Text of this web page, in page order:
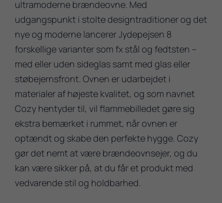
ultramoderne brændeovne. Med
udgangspunkt i stolte designtraditioner og det
nye og moderne lancerer Jydepejsen 8
forskellige varianter som fx stål og fedtsten –
med eller uden sideglas samt med glas eller
støbejernsfront. Ovnen er udarbejdet i
materialer af højeste kvalitet, og som navnet
Cozy hentyder til, vil flammebilledet gøre sig
ekstra bemærket i rummet, når ovnen er
optændt og skabe den perfekte hygge. Cozy
gør det nemt at være brændeovnsejer, og du
kan være sikker på, at du får et produkt med
vedvarende stil og holdbarhed.